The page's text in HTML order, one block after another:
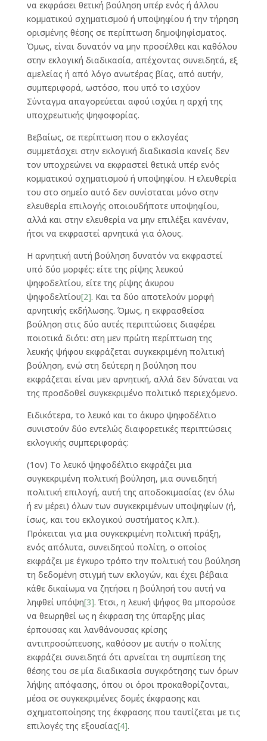
να εκφράσει θετική βούληση υπέρ ενός ή άλλου
κομματικού σχηματισμού ή υποψηφίου ή την τήρηση
ορισμένης θέσης σε περίπτωση δημοψηφίσματος.
Όμως, είναι δυνατόν να μην προσέλθει και καθόλου
στην εκλογική διαδικασία, απέχοντας συνειδητά, εξ
αμελείας ή από λόγο ανωτέρας βίας, από αυτήν,
συμπεριφορά, ωστόσο, που υπό το ισχύον
Σύνταγμα απαγορεύεται αφού ισχύει η αρχή της
υποχρεωτικής ψηφοφορίας.
Βεβαίως, σε περίπτωση που ο εκλογέας
συμμετάσχει στην εκλογική διαδικασία κανείς δεν
τον υποχρεώνει να εκφραστεί θετικά υπέρ ενός
κομματικού σχηματισμού ή υποψηφίου. Η ελευθερία
του στο σημείο αυτό δεν συνίσταται μόνο στην
ελευθερία επιλογής οποιουδήποτε υποψηφίου,
αλλά και στην ελευθερία να μην επιλέξει κανέναν,
ήτοι να εκφραστεί αρνητικά για όλους.
Η αρνητική αυτή βούληση δυνατόν να εκφραστεί
υπό δύο μορφές: είτε της ρίψης λευκού
ψηφοδελτίου, είτε της ρίψης άκυρου
ψηφοδελτίου[2]. Και τα δύο αποτελούν μορφή
αρνητικής εκδήλωσης. Όμως, η εκφρασθείσα
βούληση στις δύο αυτές περιπτώσεις διαφέρει
ποιοτικά διότι: στη μεν πρώτη περίπτωση της
λευκής ψήφου εκφράζεται συγκεκριμένη πολιτική
βούληση, ενώ στη δεύτερη η βούληση που
εκφράζεται είναι μεν αρνητική, αλλά δεν δύναται να
της προσδοθεί συγκεκριμένο πολιτικό περιεχόμενο.
Ειδικότερα, το λευκό και το άκυρο ψηφοδέλτιο
συνιστούν δύο εντελώς διαφορετικές περιπτώσεις
εκλογικής συμπεριφοράς:
(1ον) Το λευκό ψηφοδέλτιο εκφράζει μια
συγκεκριμένη πολιτική βούληση, μια συνειδητή
πολιτική επιλογή, αυτή της αποδοκιμασίας (εν όλω
ή εν μέρει) όλων των συγκεκριμένων υποψηφίων (ή,
ίσως, και του εκλογικού συστήματος κ.λπ.).
Πρόκειται για μια συγκεκριμένη πολιτική πράξη,
ενός απόλυτα, συνει­δητού πολίτη, ο οποίος
εκφράζει με έγκυρο τρόπο την πολιτική του βούληση
τη δεδομένη στιγμή των εκλογών, και έχει βέβαια
κάθε δικαίωμα να ζη­τήσει η βούλησή του αυτή να
ληφθεί υπόψη[3]. Έτσι, η λευκή ψήφος θα μπορούσε
να θεωρηθεί ως η έκφραση της ύπαρξης μίας
έρπουσας και λανθάνουσας κρίσης
αντιπροσώπευσης, καθόσον με αυτήν ο πολίτης
εκφράζει συνειδητά ότι αρνείται τη συμπίεση της
θέσης του σε μία διαδικασία συγκρότησης των όρων
λήψης απόφασης, όπου οι όροι προκαθορίζονται,
μέσα σε συγκεκριμένες δομές έκφρασης και
σχηματοποίησης της έκφρασης που ταυτίζεται με τις
επιλογές της εξουσίας[4].